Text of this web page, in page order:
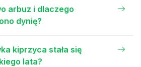
arbuz i dlaczego
dynię?
kiprzyca stała się
lata?